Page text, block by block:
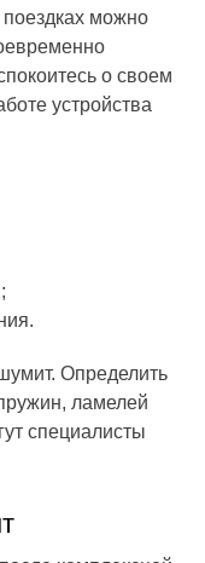
можно
о своем
устройства
Определить
ламелей
специалисты